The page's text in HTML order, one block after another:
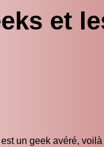
et
un geek avéré,